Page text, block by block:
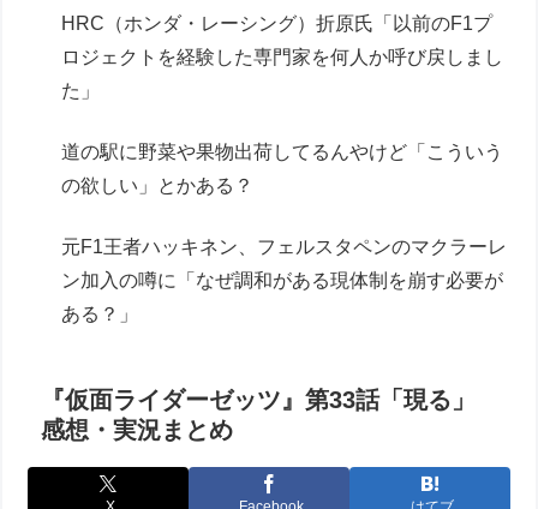
HRC（ホンダ・レーシング）折原氏「以前のF1プ
ロジェクトを経験した専門家を何人か呼び戻しまし
た」
道の駅に野菜や果物出荷してるんやけど「こういう
の欲しい」とかある？
元F1王者ハッキネン、フェルスタペンのマクラーレ
ン加入の噂に「なぜ調和がある現体制を崩す必要が
ある？」
『仮面ライダーゼッツ』第33話「現る」
感想・実況まとめ